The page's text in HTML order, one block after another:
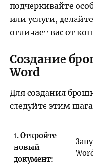
подчеркивайте
или услуги,
отличает вас от
Создание
Word
Для создания
следуйте этим
1. Откройте
новый
документ: